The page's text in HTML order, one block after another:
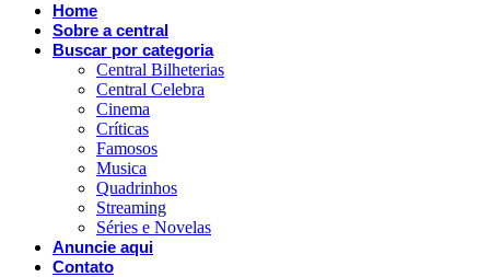
Home
Sobre a central
Buscar por categoria
Central Bilheterias
Central Celebra
Cinema
Críticas
Famosos
Musica
Quadrinhos
Streaming
Séries e Novelas
Anuncie aqui
Contato